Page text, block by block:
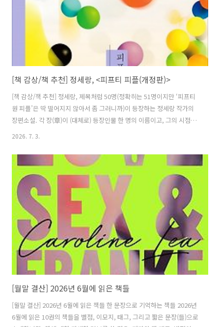
알 수..
[책 감상/책 추천] 정세랑, <피프티 피플(개정판)>
[책 감상/책 추천] 정세랑, 제목처럼 50명(정확히는 51명이지만 ‘피프티
원 피플’은 딱 떨어지지 않아서 좀 그러니까)이 등장하는 정세랑 작가의
장편소설. 각 장(章)이 (대체로) 등장인물 한 명의 이름이고, 그의 시점에
서 이야기가 진행된다. 각자 다른 한 명 한 명이 주인공인 단편소설이 50
기에서 주인공이었던 인물이 저기에서 지나가는 말로 짧게 언급되기도
한다. 이렇게 각각 인물들에게 연결고리가 있다는 게 좋았다.이 인물들이
가진 공통점은 이 소설의 주요 무대인 한 병원과 인연이 있다는 것이다.
어떤 이들은 이 병원에서 일하고, 어떤 이들은 이 병원에 환자로 방문했
다. 마지막에 그 병원과 관련된 일화가 기다리고 있으니 이들이 어..
2026. 7. 3.
[월말 결산] 2026년 6월에 읽은 책들
[월말 결산] 2026년 6월에 읽은 책들 한 문장으로 기억하는 책들 2026년
6월에 읽은 10권의 책들을 별점, 이모지, 태그, 그리고 짧은 문장(들)으로